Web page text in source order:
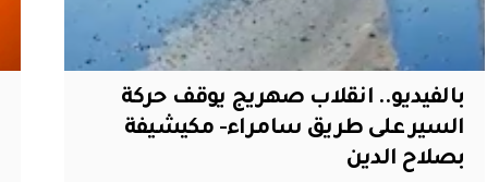
بالفيديو.. انقلاب صهريج يوقف حركة
السير على طريق سامراء- مكيشيفة
بصلاح الدين